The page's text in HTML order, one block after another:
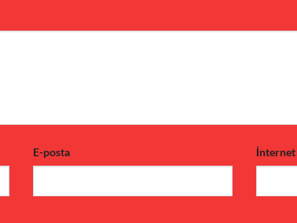
E-posta İnternet